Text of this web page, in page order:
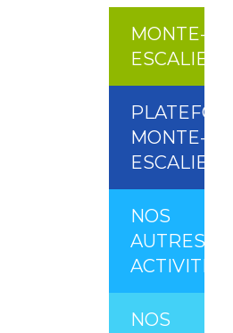
MONTE-
ESCALIER
MONTE-
ESCALIER
NOS
AUTRES
ACTIVITÉS
NOS